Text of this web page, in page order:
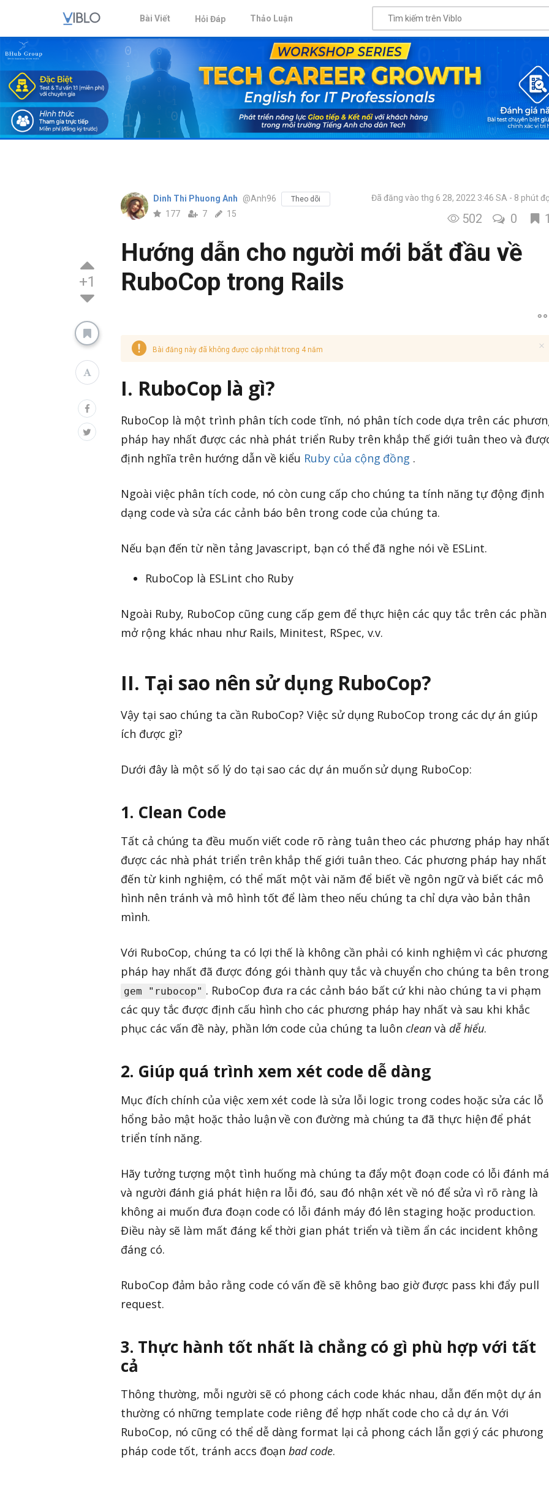
Bài Viết Hỏi Đáp Thảo Luận
+1
Dinh Thi Phuong Anh @Anh96 Theo dõi
177 7 15
Đã đăng vào thg 6 28, 2022 3:46 SA 8 phút
502 0
Hướng dẫn cho người mới bắt đầu về
RuboCop trong Rails
Bài đăng này đã không được cập nhật trong 4 năm
I. RuboCop là gì?
RuboCop là một trình phân tích code tĩnh, nó phân tích code dựa trên các
pháp hay nhất được các nhà phát triển Ruby trên khắp thế giới tuân theo và
định nghĩa trên hướng dẫn về kiểu Ruby của cộng đồng .
Ngoài việc phân tích code, nó còn cung cấp cho chúng ta tính năng tự động định
dạng code và sửa các cảnh báo bên trong code của chúng ta.
Nếu bạn đến từ nền tảng Javascript, bạn có thể đã nghe nói về ESLint.
RuboCop là ESLint cho Ruby
Ngoài Ruby, RuboCop cũng cung cấp gem để thực hiện các quy tắc trên các phần
mở rộng khác nhau như Rails, Minitest, RSpec, v.v.
II. Tại sao nên sử dụng RuboCop?
Vậy tại sao chúng ta cần RuboCop? Việc sử dụng RuboCop trong các dự án giúp
ích được gì?
Dưới đây là một số lý do tại sao các dự án muốn sử dụng RuboCop:
1. Clean Code
Tất cả chúng ta đều muốn viết code rõ ràng tuân theo các phương pháp hay
được các nhà phát triển trên khắp thế giới tuân theo. Các phương pháp hay nhất
đến từ kinh nghiệm, có thể mất một vài năm để biết về ngôn ngữ và biết các mô
hình nên tránh và mô hình tốt để làm theo nếu chúng ta chỉ dựa vào bản thân
mình.
Với RuboCop, chúng ta có lợi thế là không cần phải có kinh nghiệm vì các phương
pháp hay nhất đã được đóng gói thành quy tắc và chuyển cho chúng ta bên trong
gem "rubocop" . RuboCop đưa ra các cảnh báo bất cứ khi nào chúng ta vi phạm
các quy tắc được định cấu hình cho các phương pháp hay nhất và sau khi khắc
phục các vấn đề này, phần lớn code của chúng ta luôn cleanvà dễ hiểu.
2. Giúp quá trình xem xét code dễ dàng
Mục đích chính của việc xem xét code là sửa lỗi logic trong codes hoặc sửa các lỗ
hổng bảo mật hoặc thảo luận về con đường mà chúng ta đã thực hiện để phát
triển tính năng.
Hãy tưởng tượng một tình huống mà chúng ta đẩy một đoạn code có lỗi đánh
và người đánh giá phát hiện ra lỗi đó, sau đó nhận xét về nó để sửa vì rõ ràng là
không ai muốn đưa đoạn code có lỗi đánh máy đó lên staging hoặc production.
Điều này sẽ làm mất đáng kể thời gian phát triển và tiềm ẩn các incident không
đáng có.
RuboCop đảm bảo rằng code có vấn đề sẽ không bao giờ được pass khi đẩy pull
request.
3. Thực hành tốt nhất là chẳng có gì phù hợp với tất
cả
Thông thường, mỗi người sẽ có phong cách code khác nhau, dẫn đến một dự án
thường có những template code riêng để hợp nhất code cho cả dự án. Với
RuboCop, nó cũng có thể dễ dàng format lại cả phong cách lẫn gợi ý các phưong
pháp code tốt, tránh accs đoạnbad code.